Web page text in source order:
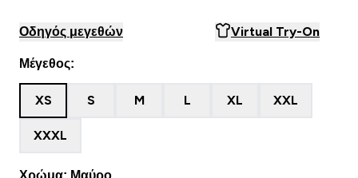
Οδηγός μεγεθών Virtual Try-On
Μέγεθος:
XS S M L XL XXL
XXXL
Χρώμα: Μαύρο